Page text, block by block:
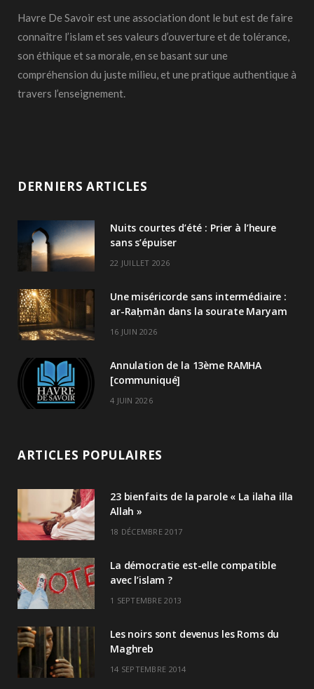
Havre De Savoir est une association dont le but est de faire
connaître l’islam et ses valeurs d’ouverture et de tolérance,
son éthique et sa morale, en se basant sur une
compréhension du juste milieu, et une pratique authentique à
travers l’enseignement.
DERNIERS ARTICLES
Nuits courtes d’été : Prier à l’heure
sans s’épuiser
22 JUILLET 2026
Une miséricorde sans intermédiaire :
ar-Raḥmān dans la sourate Maryam
16 JUIN 2026
Annulation de la 13ème RAMHA
[communiqué]
4 JUIN 2026
ARTICLES POPULAIRES
23 bienfaits de la parole « La ilaha illa
Allah »
18 DÉCEMBRE 2017
La démocratie est-elle compatible
avec l’islam ?
1 SEPTEMBRE 2013
Les noirs sont devenus les Roms du
Maghreb
14 SEPTEMBRE 2014